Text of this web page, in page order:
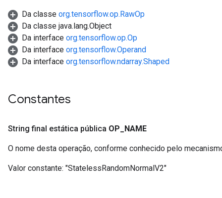
Da classe org.tensorflow.op.RawOp
Da classe java.lang.Object
Da interface org.tensorflow.op.Op
Da interface org.tensorflow.Operand
Da interface org.tensorflow.ndarray.Shaped
Constantes
String final estática pública OP NAME
O nome desta operação, conforme conhecido pelo
Valor constante: "StatelessRandomNormalV2"